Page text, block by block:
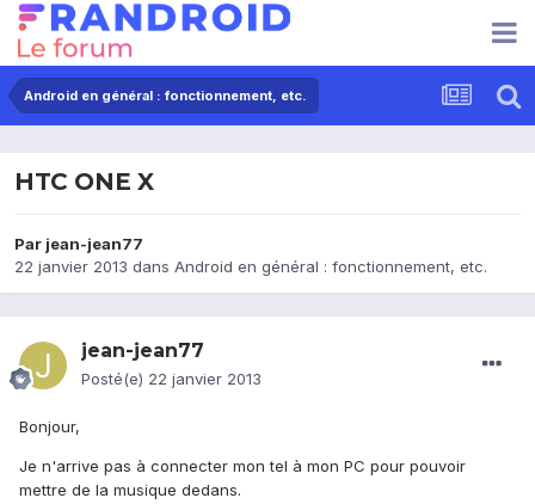
Android en général : fonctionnement, etc.
HTC ONE X
Par jean-jean77
22 janvier 2013 dans Android en général : fonctionnement, etc.
jean-jean77
Posté(e) 22 janvier 2013
Bonjour,
Je n'arrive pas à connecter mon tel à mon PC pour pouvoir
mettre de la musique dedans.